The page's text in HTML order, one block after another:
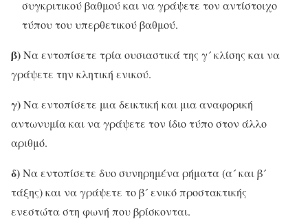
συγκριτικού βαθμού και να γράψετε τον αντίστοιχο
τύπου του υπερθετικού βαθμού.
β)Να εντοπίσετε τρία ουσιαστικά της γ´ κλίσης και να
γράψετε την κλητική ενικού.
γ)Να εντοπίσετε μια δεικτική και μια αναφορική
αντωνυμία και να γράψετε τον ίδιο τύπο στον άλλο
αριθμό.
δ)Να εντοπίσετε δυο συνηρημένα ρήματα (α´ και β´
τάξης) και να γράψετε το β´ ενικό προστακτικής
ενεστώτα στη φωνή που βρίσκονται.